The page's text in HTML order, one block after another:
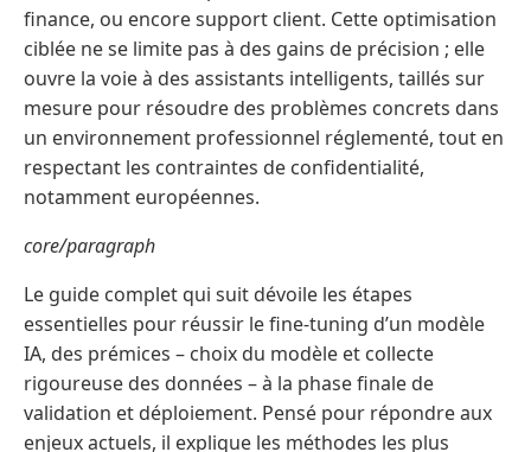
finance, ou encore support client. Cette optimisation
ciblée ne se limite pas à des gains de précision ; elle
ouvre la voie à des assistants intelligents, taillés sur
mesure pour résoudre des problèmes concrets dans
un environnement professionnel réglementé, tout en
respectant les contraintes de confidentialité,
notamment européennes.
core/paragraph
Le guide complet qui suit dévoile les étapes
essentielles pour réussir le fine-tuning d’un modèle
IA, des prémices – choix du modèle et collecte
rigoureuse des données – à la phase finale de
validation et déploiement. Pensé pour répondre aux
enjeux actuels, il explique les méthodes les plus